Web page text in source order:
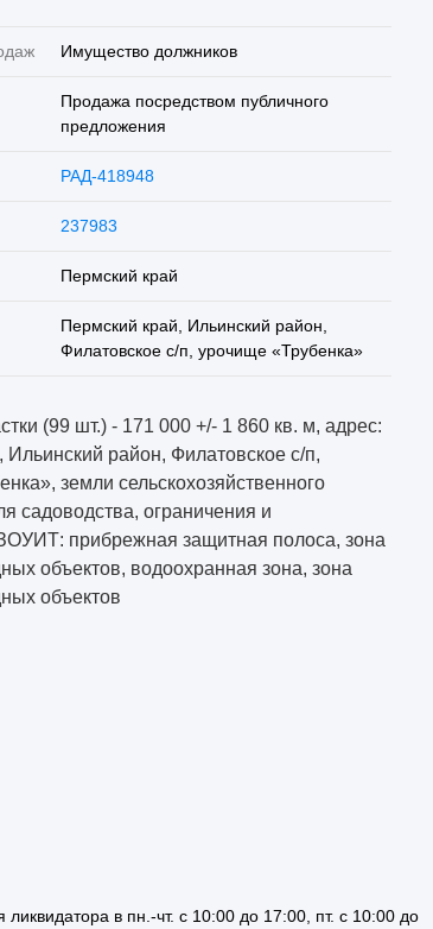
Имущество должников
Продажа посредством публичного
предложения
РАД-418948
237983
Пермский край
Пермский край, Ильинский район,
Филатовское с/п, урочище «Трубенка»
(99 шт.) - 171 000 +/- 1 860 кв. м, адрес:
Ильинский район, Филатовское с/п,
земли сельскохозяйственного
садоводства, ограничения и
прибрежная защитная полоса, зона
объектов, водоохранная зона, зона
объектов
в пн.-чт. с 10:00 до 17:00, пт. с 10:00 до